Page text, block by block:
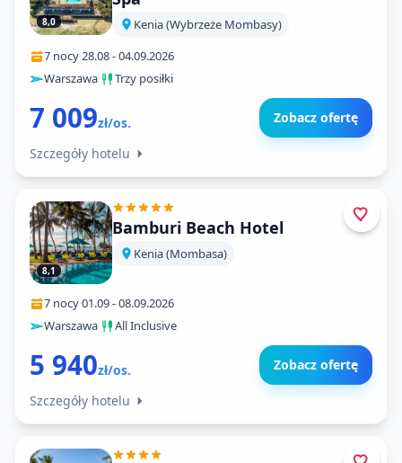
8,0
Kenia (Wybrzeże Mombasy)
7 nocy·28.08-04.09.2026
Warszawa· Trzy posiłki
7 009zł/os. Zobacz ofertę
Szczegóły hotelu
8,1
Bamburi Beach Hotel
Kenia (Mombasa)
7 nocy·01.09-08.09.2026
Warszawa· All Inclusive
5 940zł/os. Zobacz ofertę
Szczegóły hotelu